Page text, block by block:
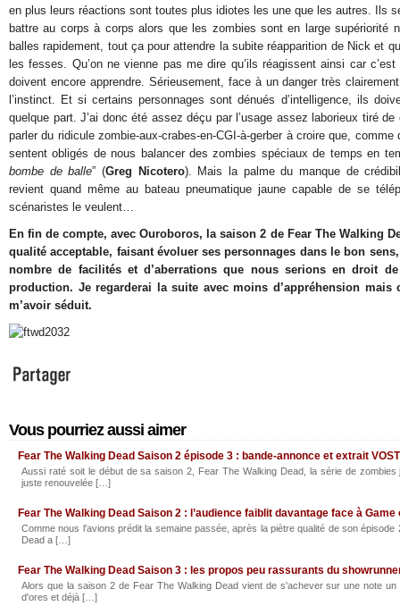
en plus leurs réactions sont toutes plus idiotes les une que les autres. Ils
battre au corps à corps alors que les zombies sont en large supériorité
balles rapidement, tout ça pour attendre la subite réapparition de Nick et
les fesses. Qu’on ne vienne pas me dire qu’ils réagissent ainsi car
doivent encore apprendre. Sérieusement, face à un danger très
l’instinct. Et si certains personnages sont dénués d’intelligence, ils
quelque part. J’ai donc été assez déçu par l’usage assez laborieux tiré
parler du ridicule zombie-aux-crabes-en-CGI-à-gerber à croire que,
sentent obligés de nous balancer des zombies spéciaux de temps en
bombe de balle” (Greg Nicotero). Mais la palme du manque de
revient quand même au bateau pneumatique jaune capable de se
scénaristes le veulent…
En fin de compte, avec Ouroboros, la saison 2 de Fear The Walking
qualité acceptable, faisant évoluer ses personnages dans le bon
nombre de facilités et d’aberrations que nous serions en droit
production. Je regarderai la suite avec moins d’appréhension mais
m’avoir séduit.
Vous pourriez aussi aimer
Fear The Walking Dead Saison 2 épisode 3 : bande-annonce et extrait
Aussi raté soit le début de sa saison 2, Fear The Walking Dead, la série de zombies
juste renouvelée […]
Fear The Walking Dead Saison 2 : l’audience faiblit davantage face à Game
Comme nous l'avions prédit la semaine passée, après la piètre qualité de son
Dead a […]
Fear The Walking Dead Saison 3 : les propos peu rassurants du
Alors que la saison 2 de Fear The Walking Dead vient de s'achever sur une note
d'ores et déjà […]